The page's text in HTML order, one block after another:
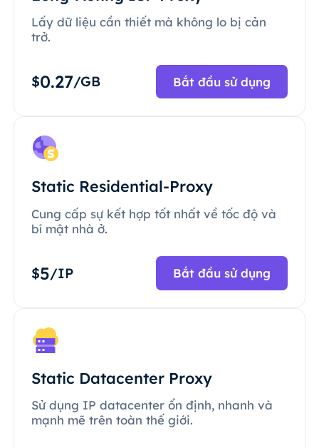
Lấy dữ liệu cần thiết mà không lo bị cản
trở.
$0.27/GB Bắt đầu sử dụng
Static Residential-Proxy
Cung cấp sự kết hợp tốt nhất về tốc độ và
bí mật nhà ở.
$5/IP Bắt đầu sử dụng
Static Datacenter Proxy
Sử dụng IP datacenter ổn định, nhanh và
mạnh mẽ trên toàn thế giới.